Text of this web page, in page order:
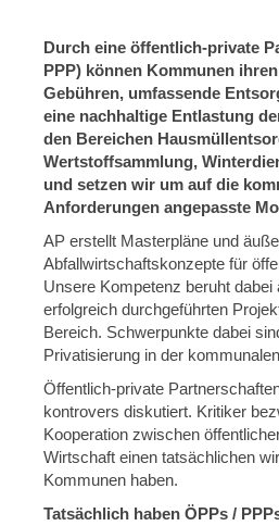
Durch eine öffentlich-private
PPP) können Kommunen
Gebühren, umfassende
eine nachhaltige Entlastung
den Bereichen
Wertstoffsammlung,
und setzen wir um auf die
Anforderungen angepasste
AP erstellt Masterpläne und
Abfallwirtschaftskonzepte für
Unsere Kompetenz beruht dabei
erfolgreich durchgeführten
Bereich. Schwerpunkte dabei
Privatisierung in der
Öffentlich-private
kontrovers diskutiert. Kritiker
Kooperation zwischen
Wirtschaft einen tatsächlichen
Kommunen haben.
Tatsächlich haben ÖPPs /